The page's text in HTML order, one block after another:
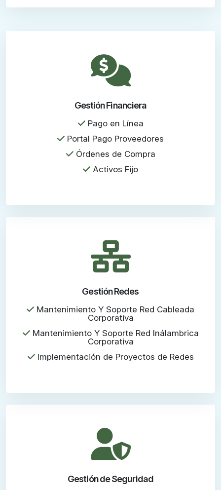
Gestión Financiera
Pago en Línea
Portal Pago Proveedores
Órdenes de Compra
Activos Fijo
Gestión Redes
Mantenimiento Y Soporte Red Cableada
Corporativa
Mantenimiento Y Soporte Red Inálambrica
Corporativa
Implementación de Proyectos de Redes
Gestión de Seguridad